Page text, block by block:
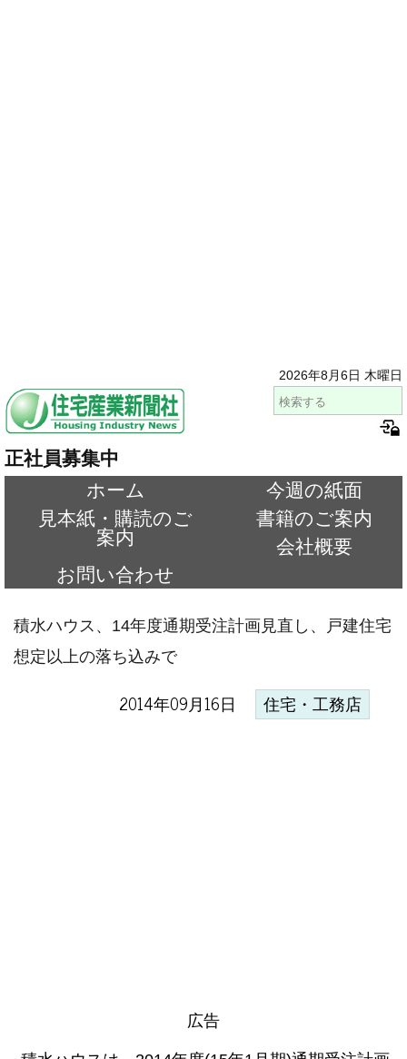
2026年8月6日 木曜日
正社員募集中
ホーム
今週の紙面
見本紙・購読のご
案内
書籍のご案内
会社概要
お問い合わせ
積水ハウス、14年度通期受注計画見直し、戸建住宅
想定以上の落ち込みで
2014年09月16日 住宅・工務店
広告